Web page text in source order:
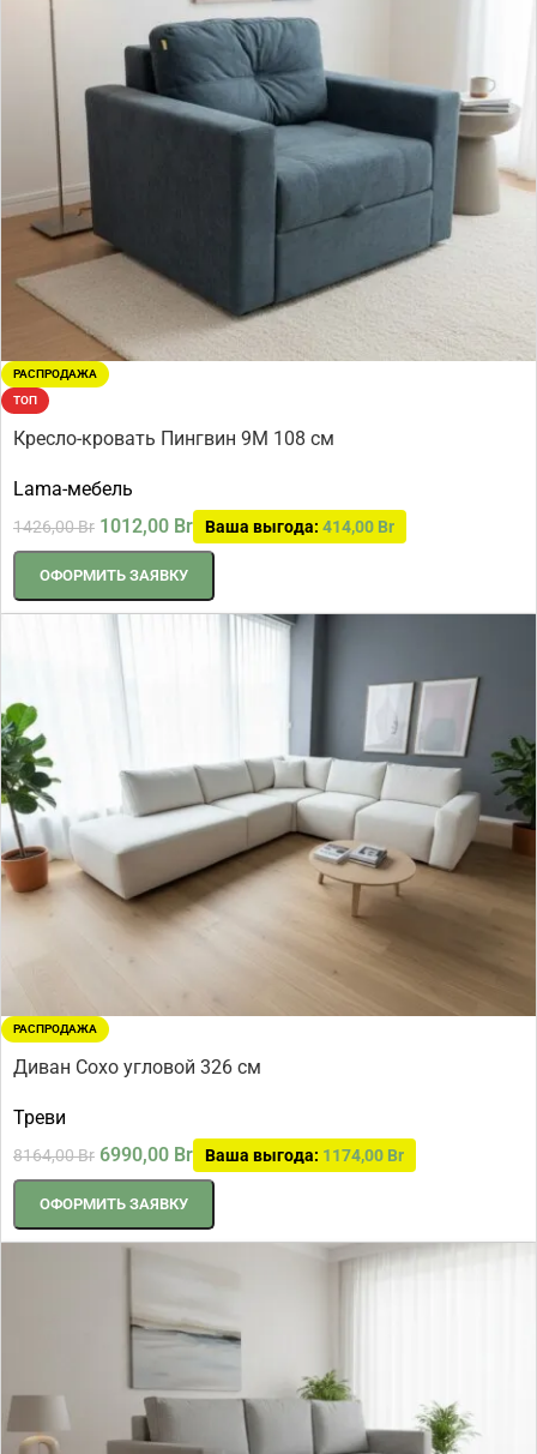
РАСПРОДАЖА
ТОП
Кресло-кровать Пингвин 9М 108 см
Lama-мебель
1426,00Br 1012,00 Br Ваша выгода: 414,00 Br
ОФОРМИТЬ ЗАЯВКУ
РАСПРОДАЖА
Диван Сохо угловой 326 см
Треви
8164,00Br 6990,00 Br Ваша выгода: 1174,00 Br
ОФОРМИТЬ ЗАЯВКУ